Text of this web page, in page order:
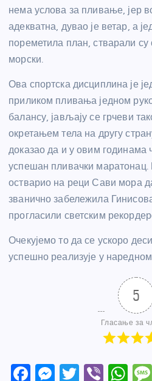
нема услова за пливање, јер
адекватна, дувао је ветар, а
пореметила план, стварали
морски.
Ова спортска дисциплина је
приликом пливања једном
балансу, јављају се грчеви
окретањем тела на другу
доказао да и у овим годинама
успешан пливачки маратонац.
остварио на реци Сави мора
званично забележила
прогласили светским
Очекујемо то да се ускоро
успешно реализује у
5
Гласање за
F M T Vi W